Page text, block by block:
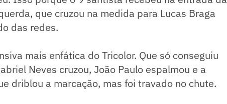
que cruzou na medida para Lucas Braga
das redes.
mais enfática do Tricolor. Que só conseguiu
Neves cruzou, João Paulo espalmou e a
driblou a marcação, mas foi travado no chute.